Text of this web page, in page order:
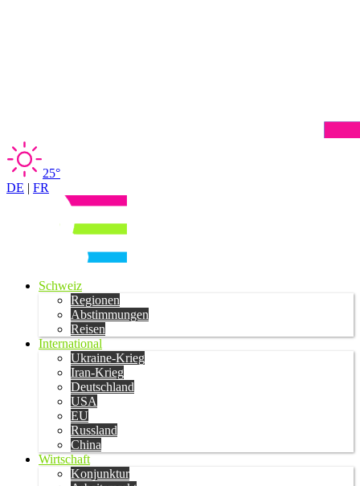
25°
DE | FR
Schweiz
Regionen
Abstimmungen
Reisen
International
Ukraine-Krieg
Iran-Krieg
Deutschland
USA
EU
Russland
China
Wirtschaft
Konjunktur